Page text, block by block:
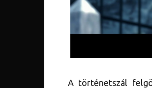
A történetszál